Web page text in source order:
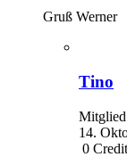
Gruß Werner
Tino
Mitglied
14.
0